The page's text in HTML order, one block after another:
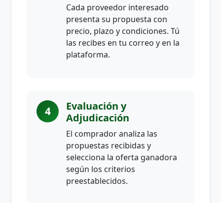
Cada proveedor interesado
presenta su propuesta con
precio, plazo y condiciones. Tú
las recibes en tu correo y en la
plataforma.
4
Evaluación y
Adjudicación
El comprador analiza las
propuestas recibidas y
selecciona la oferta ganadora
según los criterios
preestablecidos.